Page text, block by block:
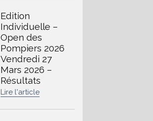
Edition
Individuelle –
Open des
Pompiers 2026
Vendredi 27
Mars 2026 –
Résultats